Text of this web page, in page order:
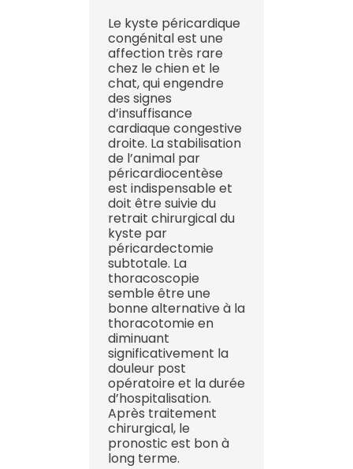
Le kyste péricardique
congénital est une
affection très rare
chez le chien et le
chat, qui engendre
des signes
d’insuffisance
cardiaque congestive
droite. La stabilisation
de l’animal par
péricardiocentèse
est indispensable et
doit être suivie du
retrait chirurgical du
kyste par
péricardectomie
subtotale. La
thoracoscopie
semble être une
bonne alternative à la
thoracotomie en
diminuant
significativement la
douleur post
opératoire et la durée
d’hospitalisation.
Après traitement
chirurgical, le
pronostic est bon à
long terme.